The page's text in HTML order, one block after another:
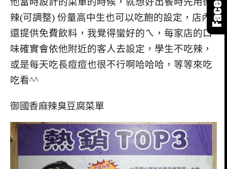
辣(可調整) 份量高中生也可以吃飽的設定，店內
還提供免費飲料，我覺得蠻好的ㄟ，每家店的口
味確實會依他附近的客人去設定，學生不吃辣，
或是每天吃長痘痘也很不行啊哈哈哈，等等來吃
吃看^^
御國香麻辣臭豆腐菜單